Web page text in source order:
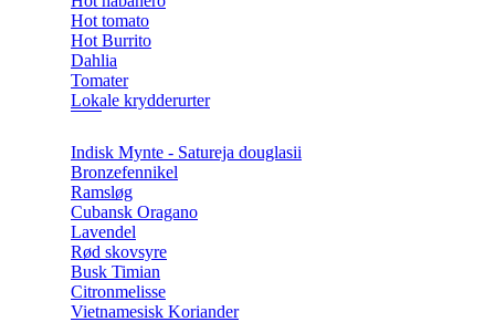
Hot tomato
Hot Burrito
Dahlia
Tomater
Lokale krydderurter
Indisk Mynte - Satureja douglasii
Bronzefennikel
Ramsløg
Cubansk Oragano
Lavendel
Rød skovsyre
Busk Timian
Citronmelisse
Vietnamesisk Koriander